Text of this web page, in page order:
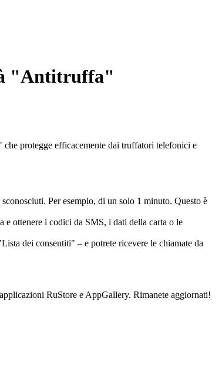
"Antitruffa"
protegge efficacemente dai truffatori telefonici e
Per esempio, di un solo 1 minuto. Questo è
e ottenere i codici da SMS, i dati della carta o le
dei consentiti" – e potrete ricevere le chiamate da
RuStore e AppGallery. Rimanete aggiornati!